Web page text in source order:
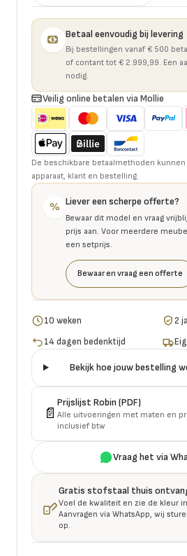
Betaal eenvoudig bij levering
Bij bestellingen vanaf € 500
of contant tot € 2.999,99. Een
nodig.
Veilig online betalen via Mollie
De beschikbare betaalmethoden
apparaat, klant en bestelling.
% Liever een scherpe offerte?
Bewaar dit model en vraag
prijs aan. Voor meerdere
een setprijs.
Bewaar en vraag een offerte
10 weken
2
14 dagen bedenktijd
Bekijk hoe jouw bestelling
📄
Prijslijst Robin(PDF)
Alle uitvoeringen met maten en
inclusief btw
Vraag het via
Gratis stofstaal thuis
Voel de kwaliteit en zie de kleur
Aanvragen via WhatsApp, wij
op.